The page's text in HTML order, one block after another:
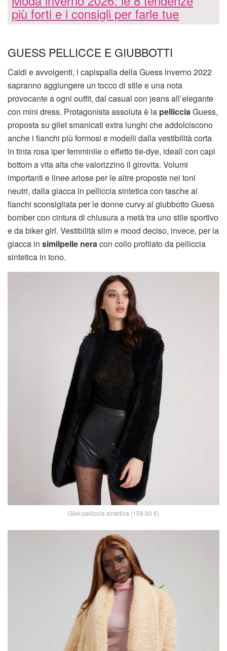
più forti e i consigli per farle tue
GUESS PELLICCE E GIUBBOTTI
Caldi e avvolgenti, i capispalla della Guess inverno 2022
sapranno aggiungere un tocco di stile e una nota
provocante a ogni outfit, dal casual con jeans all’elegante
con mini dress. Protagonista assoluta è la pellicciaGuess,
proposta su gilet smanicati extra lunghi che addolciscono
anche i fianchi più formosi e modelli dalla vestibilità corta
in tinta rosa iper femminile o effetto tie-dye, ideali con capi
bottom a vita alta che valorizzino il girovita. Volumi
importanti e linee ariose per le altre proposte nei toni
neutri, dalla giacca in pelliccia sintetica con tasche ai
fianchi sconsigliata per le donne curvy al giubbotto Guess
bomber con cintura di chiusura a metà tra uno stile sportivo
e da biker girl. Vestibilità slim e mood deciso, invece, per la
giacca in similpelle neracon collo profilato da pelliccia
sintetica in tono.
Gilet pelliccia sintetica (159,90 €)